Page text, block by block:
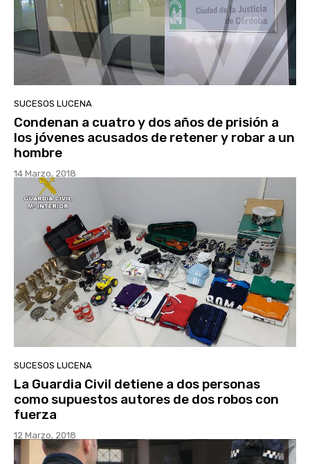
SUCESOS LUCENA
Condenan a cuatro y dos años de prisión a
los jóvenes acusados de retener y robar a un
hombre
14 Marzo, 2018
SUCESOS LUCENA
La Guardia Civil detiene a dos personas
como supuestos autores de dos robos con
fuerza
12 Marzo, 2018